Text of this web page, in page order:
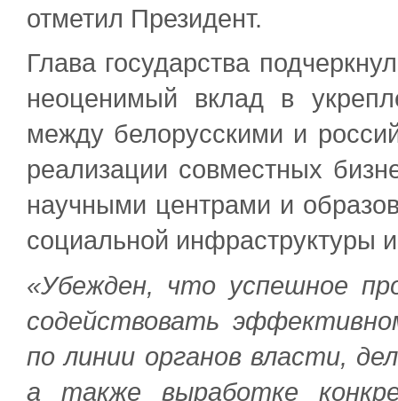
отметил Президент.
Глава государства
неоценимый вклад в
между белорусскими и
реализации совместных
научными центрами и
социальной инфраструктуры
«Убежден, что успешное
содействовать
по линии органов власти,
а также выработке